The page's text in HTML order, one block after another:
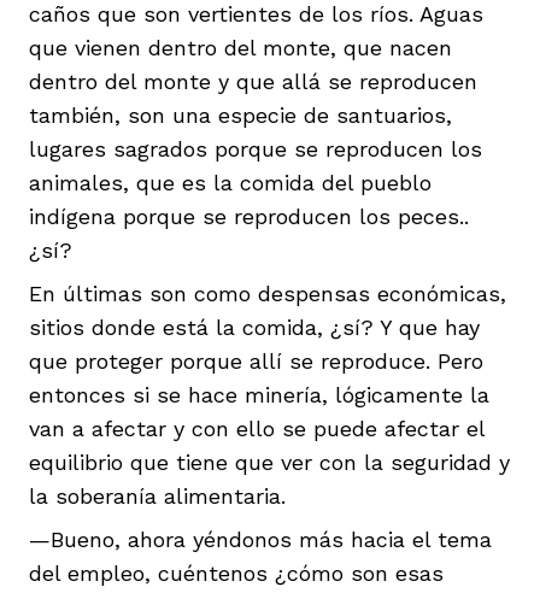
caños que son vertientes de los ríos. Aguas
que vienen dentro del monte, que nacen
dentro del monte y que allá se reproducen
también, son una especie de santuarios,
lugares sagrados porque se reproducen los
animales, que es la comida del pueblo
indígena porque se reproducen los peces..
¿sí?
En últimas son como despensas económicas,
sitios donde está la comida, ¿sí? Y que hay
que proteger porque allí se reproduce. Pero
entonces si se hace minería, lógicamente la
van a afectar y con ello se puede afectar el
equilibrio que tiene que ver con la seguridad y
la soberanía alimentaria.
—Bueno, ahora yéndonos más hacia el tema
del empleo, cuéntenos ¿cómo son esas